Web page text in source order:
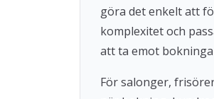
göra det enkelt att
komplexitet och
att ta emot
För salonger,